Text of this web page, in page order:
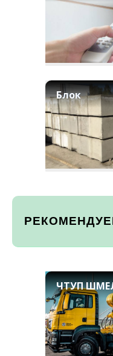
Блок
ЧТУП